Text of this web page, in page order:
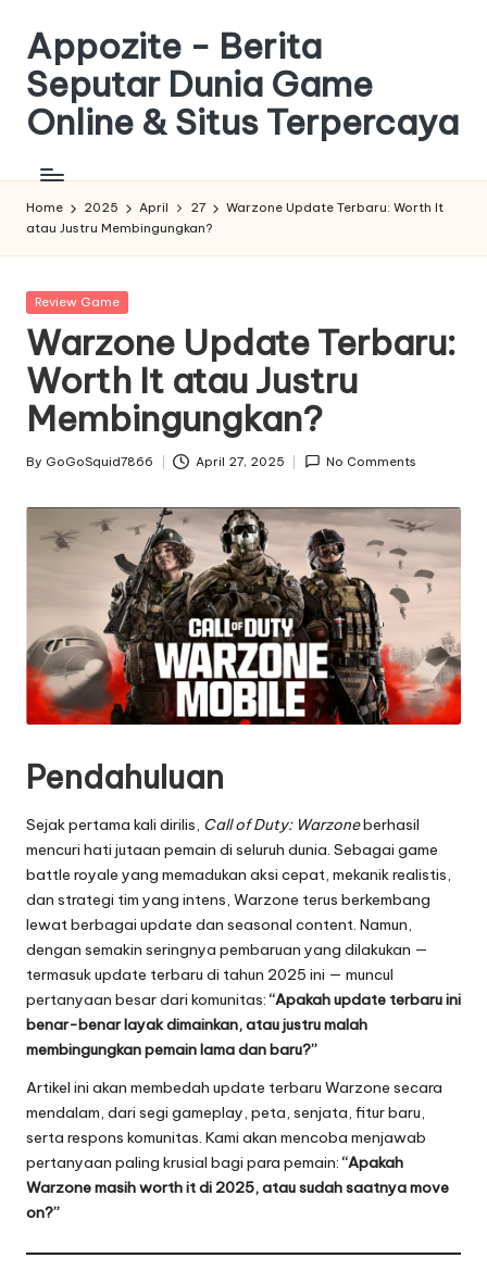
Skip
content
Appozite - Berita
Seputar Dunia Game
Online & Situs Terpercaya
Terpercaya
Untuk
Info
Game
dan
Situs
Online
Home 2025 April 27
Warzone Update Terbaru: Worth It
atau Justru Membingungkan?
Posted
Review Game
Warzone Update Terbaru:
Worth It atau Justru
Membingungkan?
Posted
By GoGoSquid7866 April 27, 2025 No Comments
Pendahuluan
Sejak pertama kali dirilis, Call of Duty: Warzoneberhasil
mencuri hati jutaan pemain di seluruh dunia. Sebagai game
battle royale yang memadukan aksi cepat, mekanik realistis,
dan strategi tim yang intens, Warzone terus berkembang
lewat berbagai update dan seasonal content. Namun,
dengan semakin seringnya pembaruan yang dilakukan —
termasuk update terbaru di tahun 2025 ini — muncul
pertanyaan besar dari komunitas:“Apakah update terbaru ini
benar-benar layak dimainkan, atau justru malah
membingungkan pemain lama dan baru?”
Artikel ini akan membedah update terbaru Warzone secara
mendalam, dari segi gameplay, peta, senjata, fitur baru,
serta respons komunitas. Kami akan mencoba menjawab
pertanyaan paling krusial bagi para pemain:“Apakah
Warzone masih worth it di 2025, atau sudah saatnya move
on?”